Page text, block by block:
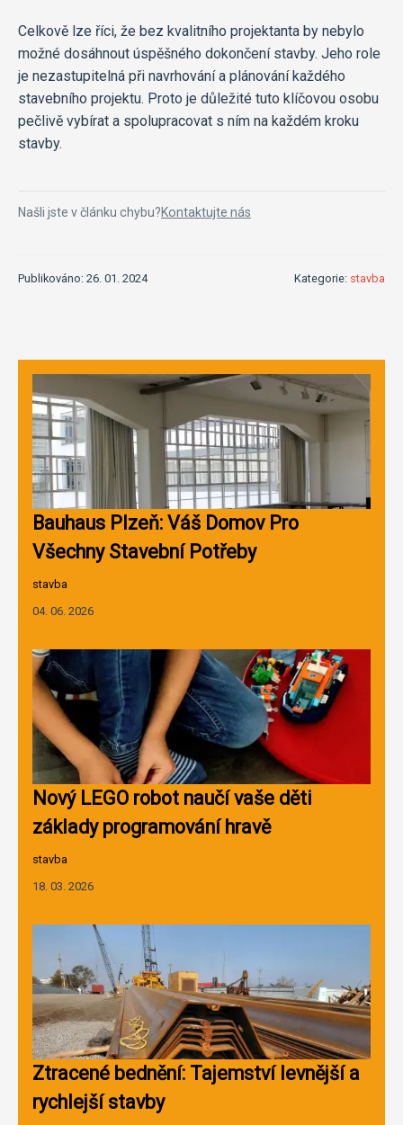
Celkově lze říci, že bez kvalitního projektanta by nebylo
možné dosáhnout úspěšného dokončení stavby. Jeho role
je nezastupitelná při navrhování a plánování každého
stavebního projektu. Proto je důležité tuto klíčovou osobu
pečlivě vybírat a spolupracovat s ním na každém kroku
stavby.
Našli jste v článku chybu?Kontaktujte nás
Publikováno: 26. 01. 2024 Kategorie: stavba
Bauhaus Plzeň: Váš Domov Pro
Všechny Stavební Potřeby
stavba
04. 06. 2026
Nový LEGO robot naučí vaše děti
základy programování hravě
stavba
18. 03. 2026
Ztracené bednění: Tajemství levnější a
rychlejší stavby